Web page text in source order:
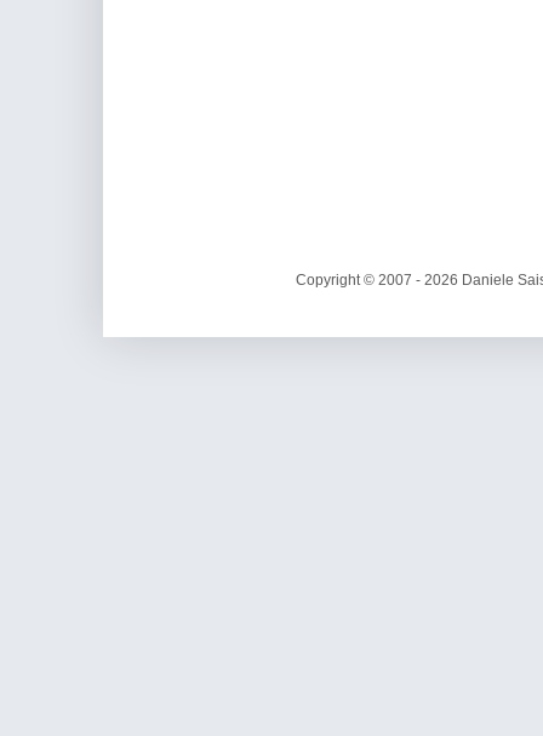
Copyright © 2007 - 2026 Daniele